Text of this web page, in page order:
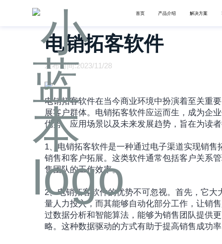
首页 产品介绍 解决方案
电销拓客软件
发布时间:2023/11/28
电销拓客软件在当今商业环境中扮演着至关重
展客户群体。电销拓客软件应运而生，成为企
优势、应用场景以及未来发展趋势，旨在为读
1、电销拓客软件是一种通过电子渠道实现销
销售和客户拓展。这类软件通常包括客户关系
售团队的工作效率。
2、电销拓客软件的优势不可忽视。首先，它
量人力投入，而其能够自动化部分工作，让销
过数据分析和智能算法，能够为销售团队提供
略。这种数据驱动的方式有助于提高销售成功